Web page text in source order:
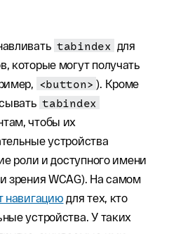
tabindex для
которые могут получать
<button> ). Кроме
tabindex
чтобы их
устройства
роли и доступного имени
зрения WCAG). На самом
навигацию для тех, кто
устройства. У таких